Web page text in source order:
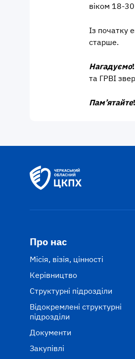
віком 18-30
Із початку
старше.
Нагадуємо!
та ГРВІ
Пам’ятайте!
Про нас
Місія, візія, цінності
Керівництво
Структурні підрозділи
Відокремлені структурні
підрозділи
Документи
Закупівлі